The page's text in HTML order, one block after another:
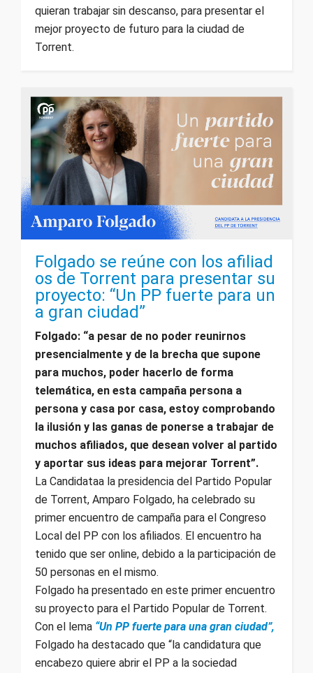
quieran trabajar sin descanso, para presentar el
mejor proyecto de futuro para la ciudad de
Torrent.
Folgado se reúne con los afiliad
os de Torrent para presentar su
proyecto: “Un PP fuerte para un
a gran ciudad”
Folgado: “a pesar de no poder reunirnos
presencialmente y de la brecha que supone
para muchos, poder hacerlo de forma
telemática, en esta campaña persona a
persona y casa por casa, estoy comprobando
la ilusión y las ganas de ponerse a trabajar de
muchos afiliados, que desean volver al partido
y aportar sus ideas para mejorar Torrent”.
La Candidataa la presidencia del Partido Popular
de Torrent, Amparo Folgado, ha celebrado su
primer encuentro de campaña para el Congreso
Local del PP con los afiliados. El encuentro ha
tenido que ser online, debido a la participación de
50 personas en el mismo.
Folgado ha presentado en este primer encuentro
su proyecto para el Partido Popular de Torrent.
Con el lema “Un PP fuerte para una gran ciudad”,
Folgado ha destacado que “la candidatura que
encabezo quiere abrir el PP a la sociedad